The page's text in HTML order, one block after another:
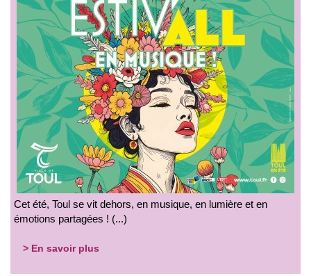
Cet été, Toul se vit dehors, en musique, en lumière et en
émotions partagées ! (...)
> En savoir plus